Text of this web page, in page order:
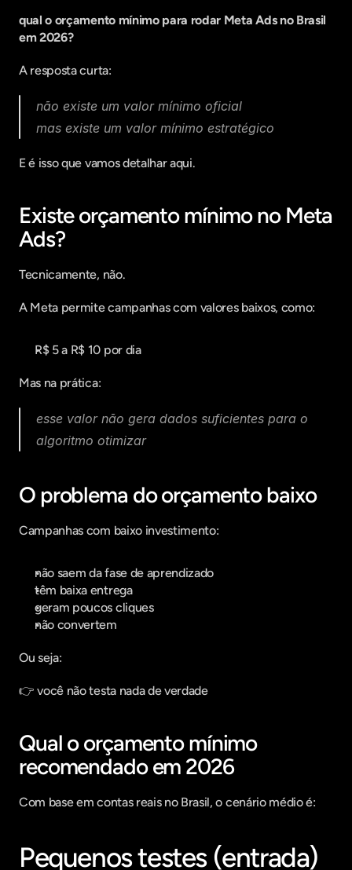
qual o orçamento mínimo para rodar Meta Ads no Brasil
em 2026?
A resposta curta:
não existe um valor mínimo oficial
mas existe um valor mínimo estratégico
E é isso que vamos detalhar aqui.
Existe orçamento mínimo no Meta
Ads?
Tecnicamente, não.
A Meta permite campanhas com valores baixos, como:
R$ 5 a R$ 10 por dia
Mas na prática:
esse valor não gera dados suficientes para o
algoritmo otimizar
O problema do orçamento baixo
Campanhas com baixo investimento:
não saem da fase de aprendizado
têm baixa entrega
geram poucos cliques
não convertem
Ou seja:
👉 você não testa nada de verdade
Qual o orçamento mínimo
recomendado em 2026
Com base em contas reais no Brasil, o cenário médio é:
Pequenos testes (entrada)